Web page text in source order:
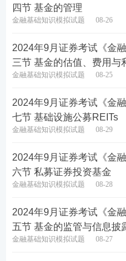
人礼包】
考点集训>>【60s高频考
疯狂刷题>>【233网校
课程学习>>2024年证券
自学晦涩难理解？建议
四节 基金的管理
金融基础知识模拟试题 08-26
2024年9月证券考试《金
三节 基金的估值、费用与
金融基础知识模拟试题 08-25
2024年9月证券考试《金
七节 基础设施公募REITs
金融基础知识模拟试题 08-29
2024年9月证券考试《金
六节 私募证券投资基金
金融基础知识模拟试题 08-28
2024年9月证券考试《金
五节 基金的监管与信息披
金融基础知识模拟试题 08-27